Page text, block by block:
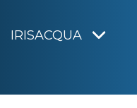
IRISACQUA